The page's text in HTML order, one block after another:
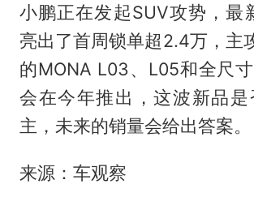
小鹏正在发起SUV攻势，最
亮出了首周锁单超2.4万，主
的MONA L03、L05和全尺
会在今年推出，这波新品是
主，未来的销量会给出答案。
来源：车观察